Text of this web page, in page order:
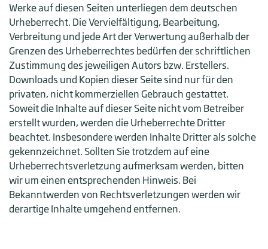
Werke auf diesen Seiten unterliegen dem deutschen
Urheberrecht. Die Vervielfältigung, Bearbeitung,
Verbreitung und jede Art der Verwertung außerhalb der
Grenzen des Urheberrechtes bedürfen der schriftlichen
Zustimmung des jeweiligen Autors bzw. Erstellers.
Downloads und Kopien dieser Seite sind nur für den
privaten, nicht kommerziellen Gebrauch gestattet.
Soweit die Inhalte auf dieser Seite nicht vom Betreiber
erstellt wurden, werden die Urheberrechte Dritter
beachtet. Insbesondere werden Inhalte Dritter als solche
gekennzeichnet. Sollten Sie trotzdem auf eine
Urheberrechtsverletzung aufmerksam werden, bitten
wir um einen entsprechenden Hinweis. Bei
Bekanntwerden von Rechtsverletzungen werden wir
derartige Inhalte umgehend entfernen.